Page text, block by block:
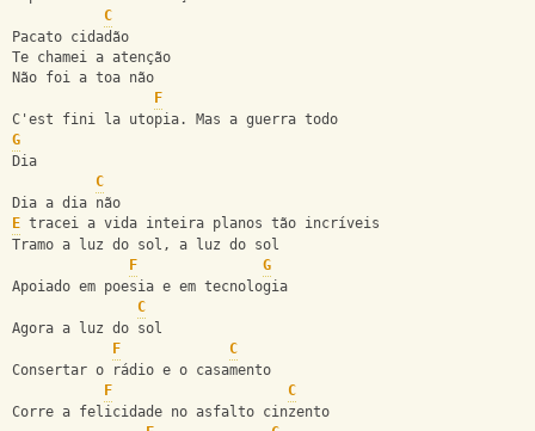
C
Pacato cidadão
Te chamei a atenção
Não foi a toa não
F
C'est fini la utopia. Mas a guerra todo
G
Dia
C
Dia a dia não
E tracei a vida inteira planos tão incríveis
Tramo a luz do sol, a luz do sol
F
G
Apoiado em poesia e em tecnologia
C
Agora a luz do sol
F
C
Consertar o rádio e o casamento
F
C
Corre a felicidade no asfalto cinzento